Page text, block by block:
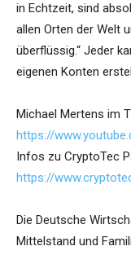
in Echtzeit, sind
allen Orten der Welt
überflüssig.“ Jeder
eigenen Konten
Michael Mertens im
https://
Infos zu CryptoTec
https://
Die Deutsche
Mittelstand und